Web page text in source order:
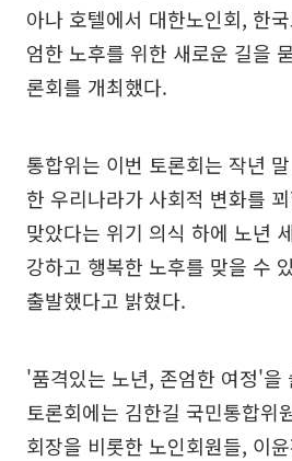
아나 호텔에서 대한노인회, 한
엄한 노후를 위한 새로운 길을
론회를 개최했다.
통합위는 이번 토론회는 작년
한 우리나라가 사회적 변화를
맞았다는 위기 의식 하에 노년
강하고 행복한 노후를 맞을 수
출발했다고 밝혔다.
'품격있는 노년, 존엄한 여정'을
토론회에는 김한길 국민통합위
회장을 비롯한 노인회원들, 이